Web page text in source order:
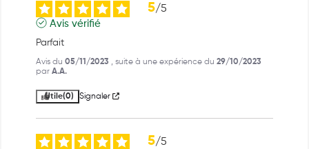
5/5
Avis vérifié
Parfait
Avis du 05/11/2023 , suite à une expérience du 29/10/2023
par A.A.
Utile(0) Signaler
5/5